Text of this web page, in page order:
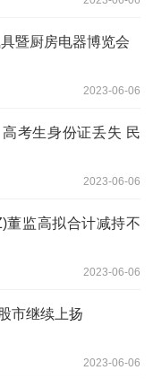
暨厨房电器博览会
2023-06-06
考生身份证丢失 民
2023-06-06
董监高拟合计减持不
2023-06-06
市继续上扬
2023-06-06